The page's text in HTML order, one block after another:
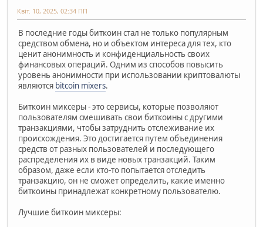
Квіт. 10, 2025, 02:34 ПП
В последние годы биткоин стал не только популярным
средством обмена, но и объектом интереса для тех, кто
ценит анонимность и конфиденциальность своих
финансовых операций. Одним из способов повысить
уровень анонимности при использовании криптовалюты
являются bitcoin mixers.
Биткоин миксеры - это сервисы, которые позволяют
пользователям смешивать свои биткоины с другими
транзакциями, чтобы затруднить отслеживание их
происхождения. Это достигается путем объединения
средств от разных пользователей и последующего
распределения их в виде новых транзакций. Таким
образом, даже если кто-то попытается отследить
транзакцию, он не сможет определить, какие именно
биткоины принадлежат конкретному пользователю.
Лучшие биткоин миксеры: